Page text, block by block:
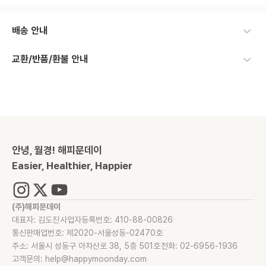
배송 안내
교환/반품/환불 안내
안녕, 월경! 해피문데이
Easier, Healthier, Happier
(주)해피문데이
대표자: 김도진사업자등록번호: 410-88-00826
통신판매업번호: 제2020-서울성동-02470호
주소: 서울시 성동구 아차산로 38, 5층 501호전화: 02-6956-1936
고객문의: help@happymoonday.com